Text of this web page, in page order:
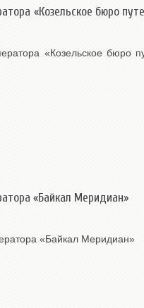
«Козельское бюро
«Байкал Меридиан»